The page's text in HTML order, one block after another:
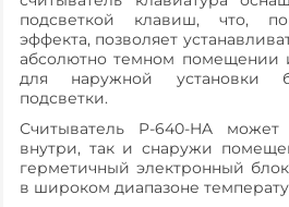
подсветкой клавиш, что,
эффекта, позволяет
абсолютно темном помещении
для наружной установки
подсветки.
Считыватель P-640-HA может
внутри, так и снаружи
герметичный электронный
в широком диапазоне